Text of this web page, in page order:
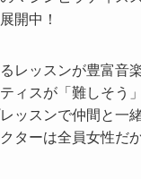
開中！
レッスンが豊富音
ィスが「難しそう
ッスンで仲間と一
ターは全員女性だ